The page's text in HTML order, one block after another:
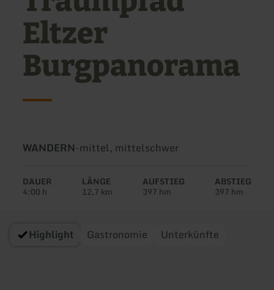
Eltzer
Burgpanorama
Art
Tour:
WANDERN-Schwierigkeit:
mittel, mittelschwer
DAUER
4:00 h
LÄNGE
12,7 km
AUFSTIEG
397 hm
ABSTIEG
397 hm
Highlight Gastronomie Unterkünfte